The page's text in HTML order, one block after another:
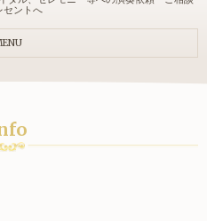
セントへ